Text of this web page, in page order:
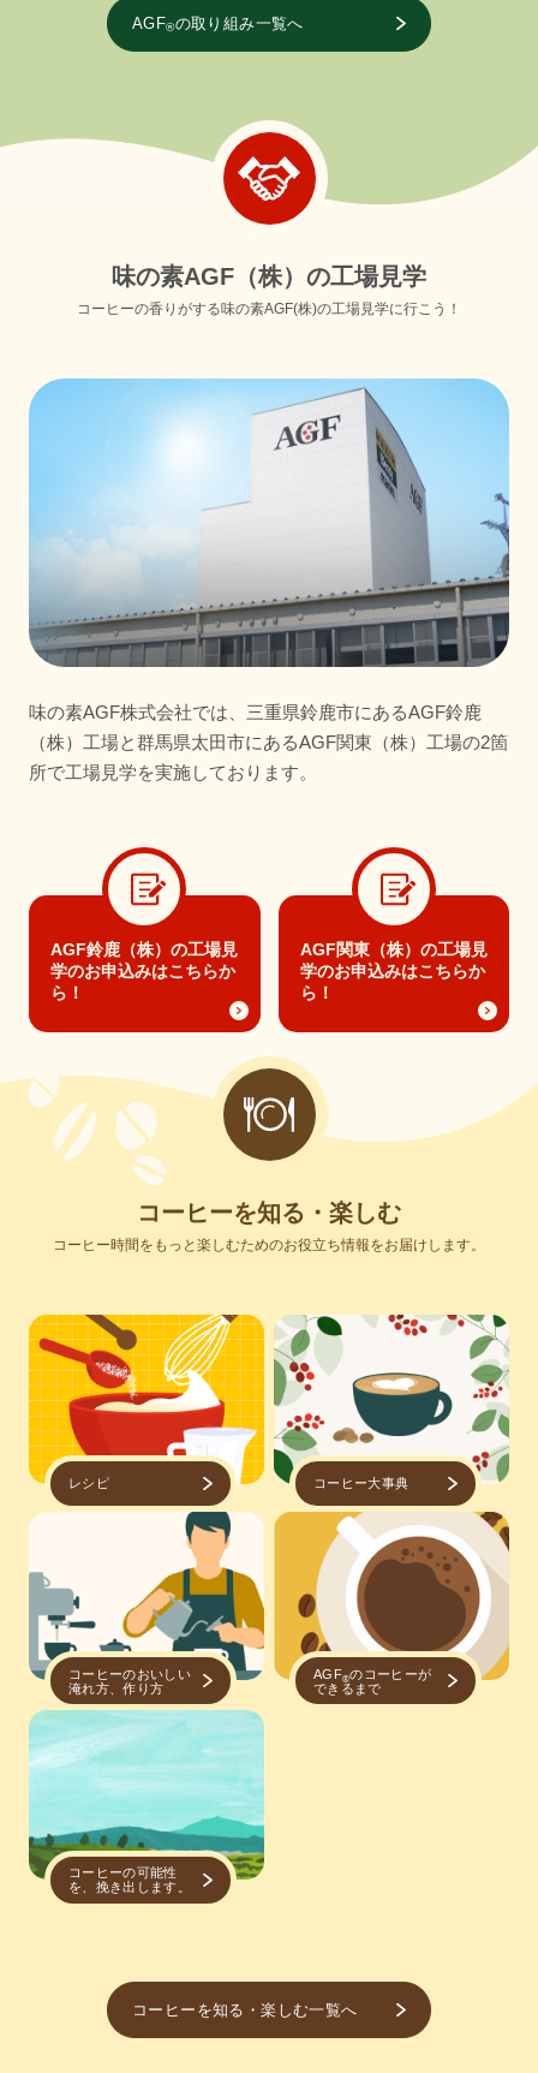
AGF®の取り組み一覧へ
味の素AGF （株） の工場見学
コーヒーの香りがする味の素AGF(株)の工場見学に行こう！
味の素AGF株式会社では、三重県鈴鹿市にあるAGF鈴鹿
（株）工場と群馬県太田市にあるAGF関東（株）工場の2箇
所で工場見学を実施しております。
AGF鈴鹿（株）の工場見
学のお申込みはこちらか
ら！
AGF関東（株）の工場見
学のお申込みはこちらか
ら！
コー ヒーを知る ・ 楽しむ
コーヒー時間をもっと楽しむためのお役立ち情報をお届けします。
レシピ コーヒー大事典
コーヒーのおいしい
淹れ方、作り方
AGF®のコーヒーが
できるまで
コーヒーの可能性
を、挽き出します。
コーヒーを知る・楽しむ一覧へ